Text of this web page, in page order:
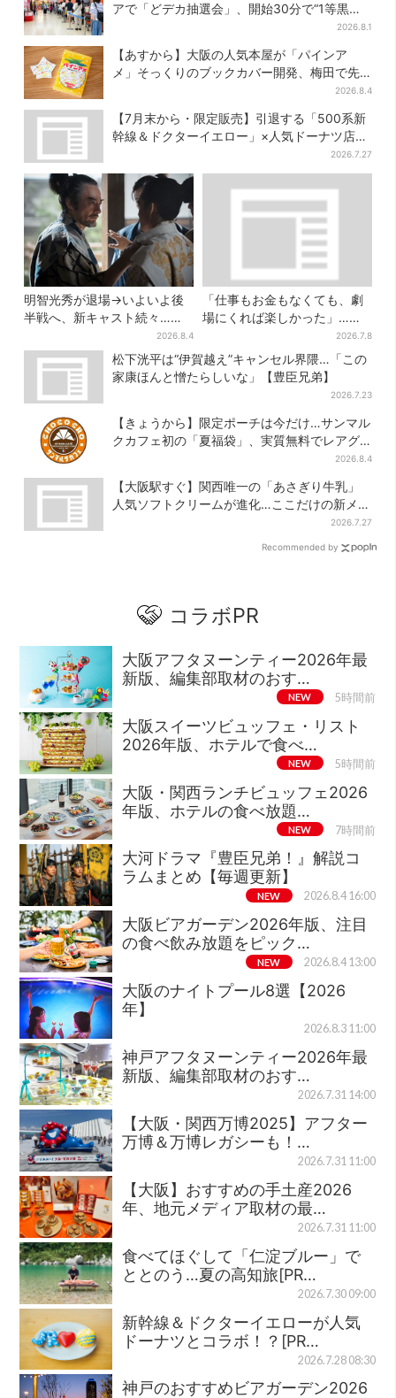
アで「どデカ抽選会」、開始30分で“1等黒毛
2026.8.1
【あすから】大阪の人気本屋が「パインア
メ」そっくりのブックカバー開発、梅田で先
2026.8.4
【7月末から・限定販売】引退する「500系新
幹線＆ドクターイエロー」×人気ドーナツ店が
2026.7.27
明智光秀が退場→いよいよ後
半戦へ、新キャスト続々…
「豊臣兄弟！」振り返り＆第
30回あらすじ
2026.8.4
「仕事もお金もなくても、劇
場にくれば楽しかった」…大
阪“マンゲキ卒業”芸人が語
る、漫才を磨き続けた日々
2026.7.8
松下洸平は“伊賀越え”キャンセル界隈…「この
家康ほんと憎たらしいな」【豊臣兄弟】
2026.7.23
【きょうから】限定ポーチは今だけ…サンマル
クカフェ初の「夏福袋」、実質無料でレアグ
2026.8.4
【大阪駅すぐ】関西唯一の「あさぎり牛乳」
人気ソフトクリームが進化…ここだけの新メニ
2026.7.27
Recommended by
コラボPR
大阪アフタヌーンティー2026年最
新版、編集部取材のおす…
NEW 5時間前
大阪スイーツビュッフェ・リスト
2026年版、ホテルで食べ…
NEW 5時間前
大阪・関西ランチビュッフェ2026
年版、ホテルの食べ放題…
NEW 7時間前
大河ドラマ『豊臣兄弟！』解説コ
ラムまとめ【毎週更新】
NEW 2026.8.4 16:00
大阪ビアガーデン2026年版、注目
の食べ飲み放題をピック…
NEW 2026.8.4 13:00
大阪のナイトプール8選【2026
年】
2026.8.3 11:00
神戸アフタヌーンティー2026年最
新版、編集部取材のおす…
2026.7.31 14:00
【大阪・関西万博2025】アフター
万博＆万博レガシーも！…
2026.7.31 11:00
【大阪】おすすめの手土産2026
年、地元メディア取材の最…
2026.7.31 11:00
食べてほぐして「仁淀ブルー」で
ととのう…夏の高知旅[PR…
2026.7.30 09:00
新幹線＆ドクターイエローが人気
ドーナツとコラボ！？[PR…
2026.7.28 08:30
神戸のおすすめビアガーデン2026